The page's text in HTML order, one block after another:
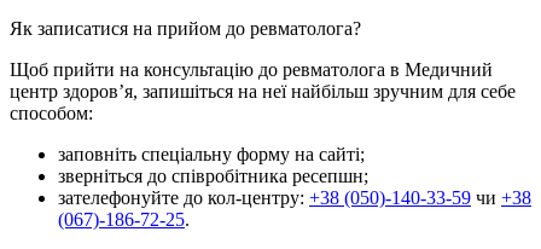
Як записатися на прийом до ревматолога?
Щоб прийти на консультацію до ревматолога в Медичний
центр здоров’я, запишіться на неї найбільш зручним для себе
способом:
заповніть спеціальну форму на сайті;
зверніться до співробітника ресепшн;
зателефонуйте до кол-центру: +38 (050)-140-33-59 чи +38
(067)-186-72-25.